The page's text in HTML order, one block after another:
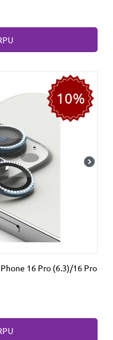
10%
16 Pro (6.3)/16 Pro